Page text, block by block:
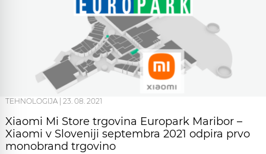
TEHNOLOGIJA 23. 08. 2021
Xiaomi Mi Store trgovina Europark Maribor –
Xiaomi v Sloveniji septembra 2021 odpira prvo
monobrand trgovino